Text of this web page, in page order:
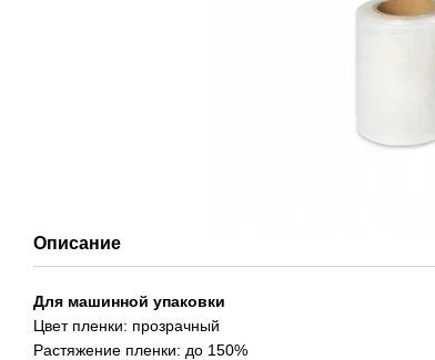
Описание
Для машинной упаковки
Цвет пленки: прозрачный
Растяжение пленки: до 150%